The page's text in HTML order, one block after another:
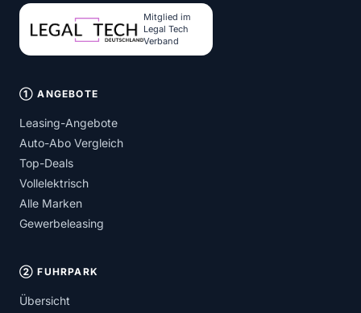
Mitglied im
Legal Tech
Verband
① ANGEBOTE
Leasing-Angebote
Auto-Abo Vergleich
Top-Deals
Vollelektrisch
Alle Marken
Gewerbeleasing
② FUHRPARK
Übersicht